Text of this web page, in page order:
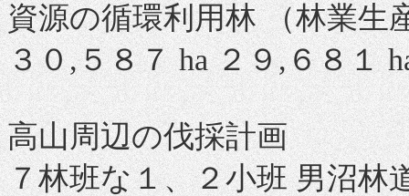
資源の循環利用林 （林業生
３０,５８７ ha ２９,６８１
高山周辺の伐採計画
７林班な１、２小班 男沼林